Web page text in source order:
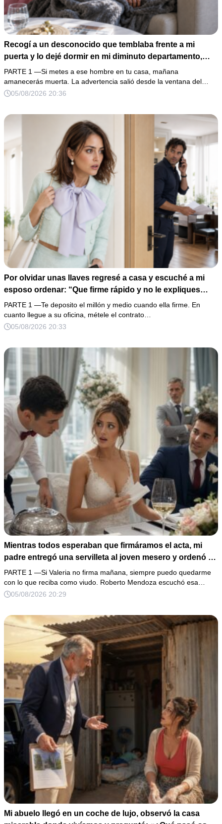
Recogí a un desconocido que temblaba frente a mi
puerta y lo dejé dormir en mi diminuto departamento,
aunque mi único familiar me advirtió: “Ese hombre no es
una víctima”. Le curé una herida profunda y me fui a
dormir. Al amanecer, él ya no estaba, pero su anillo,
pesadilla inesperada.
PARTE 1 —Si metes a ese hombre en tu casa, mañana
amanecerás muerta. La advertencia salió desde la ventana del…
05/08/2026 20:36
Por olvidar unas llaves regresé a casa y escuché a mi
esposo ordenar: “Que firme rápido y no le expliques
nada”. En lugar de enfrentarlo, llevé la grabación a mi
oficina y esperé a que su cómplice apareciera con los
documentos. El fraude por 12 millones era grave, pero el
traición en algo imposible de perdonar.
PARTE 1 —Te deposito el millón y medio cuando ella firme. En
cuanto llegue a su oficina, métele el contrato…
05/08/2026 20:33
Mientras todos esperaban que firmáramos el acta, mi
padre entregó una servilleta al joven mesero y ordenó en
voz baja: “Solo ella debe leerla”. Al abrirla, descubrí que
el hombre con quien llevaba 3 años planeaba usar mi
firma y mis propiedades. Me levanté con calma, pedí
cambió toda la boda.
PARTE 1 —Si Valeria no firma mañana, siempre puedo quedarme
con lo que reciba como viudo. Roberto Mendoza escuchó esa…
05/08/2026 20:29
Mi abuelo llegó en un coche de lujo, observó la casa